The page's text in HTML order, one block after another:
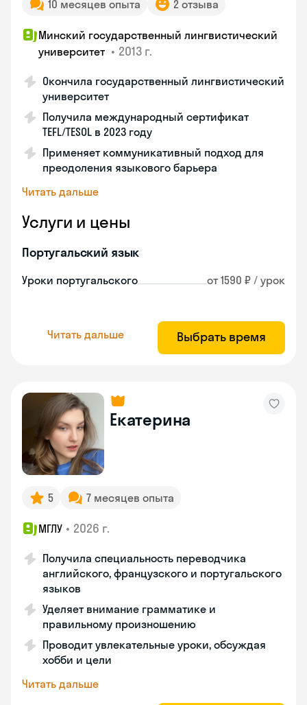
10 месяцев опыта 2 отзыва
Минский государственный лингвистический
университет • 2013 г.
Окончила государственный лингвистический
университет
Получила международный сертификат
TEFL/TESOL в 2023 году
Применяет коммуникативный подход для
преодоления языкового барьера
Читать дальше
Услуги и цены
Португальский язык
Уроки португальского от 1590 ₽ / урок
Читать дальше Выбрать время
Екатерина
5 7 месяцев опыта
МГЛУ • 2026 г.
Получила специальность переводчика
английского, французского и португальского
языков
Уделяет внимание грамматике и
правильному произношению
Проводит увлекательные уроки, обсуждая
хобби и цели
Читать дальше